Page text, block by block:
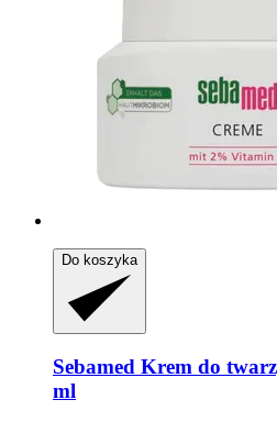
Do koszyka
Sebamed Krem do
ml